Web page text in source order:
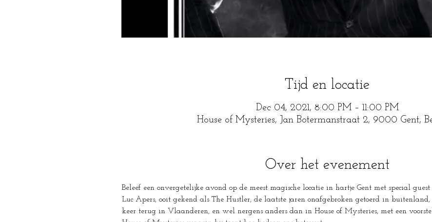
Tijd en locatie
Dec 04, 2021, 8:00 PM – 11:00 PM
House of Mysteries, Jan Botermanstraat 2, 9000 Gent,
Over het evenement
Beleef een onvergetelijke avond op de meest magische locatie in hartje Gent met special guest
Luc Apers, ooit gekend als The Hustler, de laatste jaren onafgebroken getoerd in buitenland,
keer terug in Vlaanderen, en wel nergens anders dan in House of Mysteries, met een